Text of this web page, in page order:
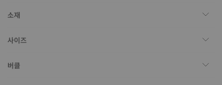
소재
사이즈
버클